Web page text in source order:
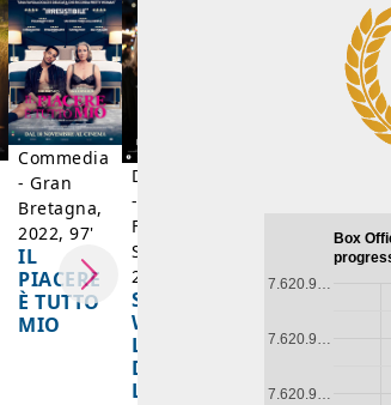
Commedia
- Gran
Bretagna,
2022, 97'
IL
PIACERE
È TUTTO
MIO
Drammatico
- Giappone,
Francia,
Singapore,
2024, 105'
SPIRIT
WORLD -
LA FESTA
DELLE
LANTERNE
Belgio, 2024,
LA DIVINA
DI FRANCIA